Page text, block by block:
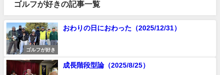
ゴルフが好きの記事一覧
ゴルフが好き
おわりの日におわった（2025/12/31）
成長階段型論（2025/8/25）